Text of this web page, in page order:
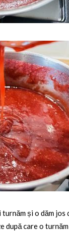
și o dăm jos
după care o